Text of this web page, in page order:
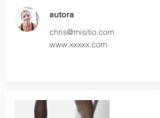
autora
chris@misitio.com
www.xxxxx.com